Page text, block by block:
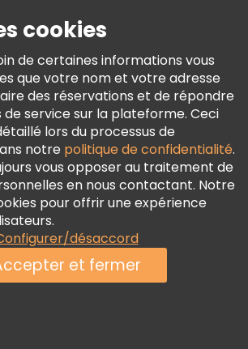
Et Mentions Légales
De Cookies
cookies
de certaines informations vous
que votre nom et votre adresse
des réservations et de répondre
de service sur la plateforme. Ceci
lors du processus de
notre politique de confidentialité.
vous opposer au traitement de
en nous contactant. Notre
pour offrir une expérience
désaccord
et fermer